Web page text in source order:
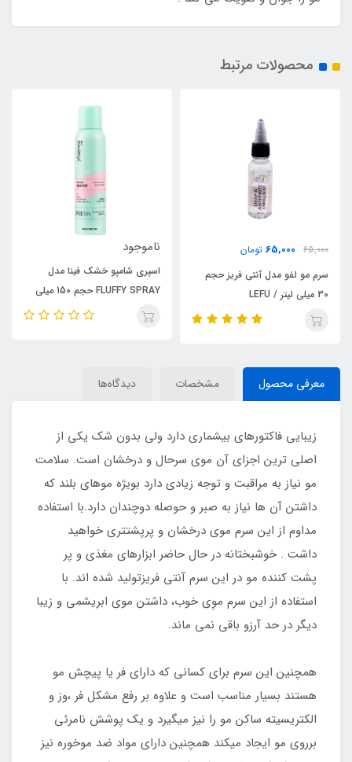
محصولات مرتبط
65,000
65,000 تومان
سرم مو لفو مدل آنتی فریز حجم
30 میلی لیتر / LEFU
ناموجود
اسپری شامپو خشک فینا مدل
FLUFFY SPRAY حجم 150 میلی
لیتر / PHAENNA
معرفی محصول مشخصات دیدگاه‌ها
زیبایی فاکتورهای بیشماری دارد ولی بدون شک یکی از
اصلی ترین اجزای آن موی سرحال و درخشان است. سلامت
مو نیاز به مراقبت و توجه زیادی دارد بویژه موهای بلند که
داشتن آن ها نیاز به صبر و حوصله دوچندان دارد.با استفاده
مداوم از این سرم موی درخشان و پرپشتتری خواهید
داشت . خوشبختانه در حال حاضر ابزارهای مغذی و پر
پشت کننده مو در این سرم آنتی فریزتولید شده اند. با
استفاده از این سرم موِی خوب، داشتن موی ابریشمی و زیبا
دیگر در حد آرزو باقی نمی ماند.
همچنین این سرم برای کسانی که دارای فر یا پیچش مو
هستند بسیار مناسب است و علاوه بر رفع مشکل فر ،وز و
الکتریسیته ساکن مو را نیز میگیرد و یک پوشش نامرئی
برروی مو ایجاد میکند همچنین دارای مواد ضد موخوره نیز